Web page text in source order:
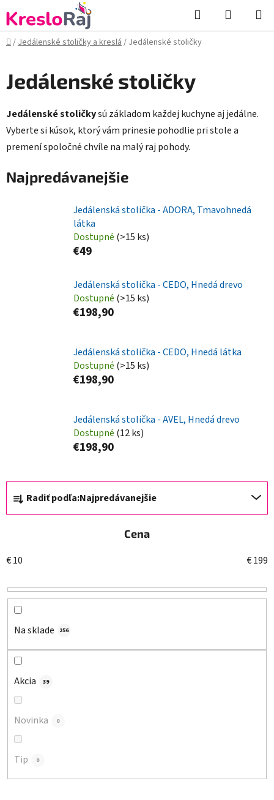
na
obsah
Hľadať
KOŠÍK
Domov
/Jedálenské stoličky a kreslá/ Jedálenské stoličky
Jedálenské stoličky
Jedálenské stoličkysú základom každej kuchyne aj jedálne.
Vyberte si kúsok, ktorý vám prinesie pohodlie pri stole a
premení spoločné chvíle na malý raj pohody.
Najpredávanejšie
Jedálenská stolička - ADORA, Tmavohnedá
látka
Dostupné (>15 ks)
€49
Jedálenská stolička - CEDO, Hnedá drevo
Dostupné (>15 ks)
€198,90
Jedálenská stolička - CEDO, Hnedá látka
Dostupné (>15 ks)
€198,90
Jedálenská stolička - AVEL, Hnedá drevo
Dostupné (12 ks)
€198,90
R
a
d
i
e
p
d
Radiť podľa:Najpredávanejšie
Cena
€10 €199
Na sklade 256
Akcia 39
Novinka 0
Tip 0